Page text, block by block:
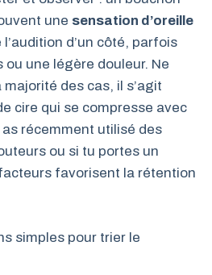
une sensation d’oreille
l’audition d’un côté, parfois
une légère douleur. Ne
des cas, il s’agit
cire qui se compresse avec
as récemment utilisé des
ou si tu portes un
favorisent la rétention
simples pour trier le